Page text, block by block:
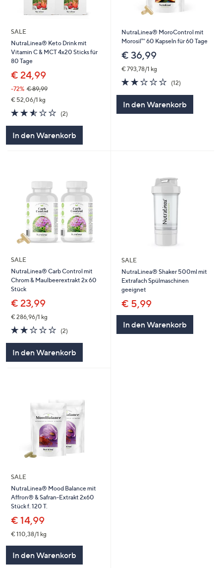
SALE
NutraLinea® Keto Drink mit
Vitamin C & MCT 4x20 Sticks für
80 Tage
€ 24,99
-72% € 89,99
€ 52,06/1 kg
2.5
von
(2)
In den Warenkorb
NutraLinea® MoroControl mit
Morosil™ 60 Kapseln für 60 Tage
€ 36,99
€ 793,78/1 kg
2.2
von
(12)
In den Warenkorb
SALE
NutraLinea® Carb Control mit
Chrom & Maulbeerextrakt 2x 60
Stück
€ 23,99
€ 286,96/1 kg
2.0
von
(2)2
In den Warenkorb
SALE
NutraLinea® Shaker 500ml mit
Extrafach Spülmaschinen
geeignet
€ 5,99
In den Warenkorb
SALE
NutraLinea® Mood Balance mit
Affron® & Safran-Extrakt 2x60
Stück f. 120 T.
€ 14,99
€ 110,38/1 kg
In den Warenkorb